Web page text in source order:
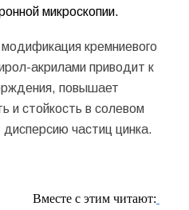
микроскопии.
кремниевого
акрилами приводит к
повышает
и стойкость в солевом
частиц цинка.
читают: